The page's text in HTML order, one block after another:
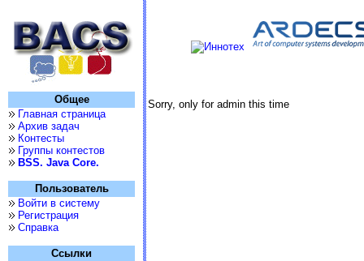
Общее
Главная страница
Архив задач
Контесты
Группы контестов
BSS. Java Core.
Пользователь
Войти в систему
Регистрация
Справка
Ссылки
Sorry, only for admin this time